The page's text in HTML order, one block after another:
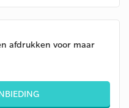
afdrukken voor maar